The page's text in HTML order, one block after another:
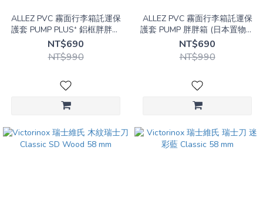
ALLEZ PVC 霧面行李箱託運保
護套 PUMP PLUS⁺ 鋁框胖胖箱
29吋 專用箱套
NT$690
NT$990
ALLEZ PVC 霧面行李箱託運保
護套 PUMP 胖胖箱 (日本置物櫃
適用）系列 專用箱套
NT$690
NT$990